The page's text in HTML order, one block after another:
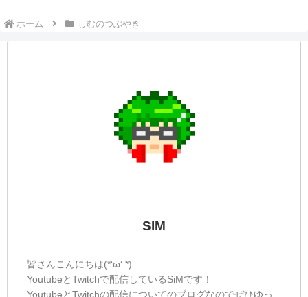
ホーム しむのつぶやき
SIM
皆さんこんにちは(*‘ω‘ *)
YoutubeとTwitchで配信しているSiMです！
YoutubeとTwitchの配信についてのブログなのでぜひゆっ